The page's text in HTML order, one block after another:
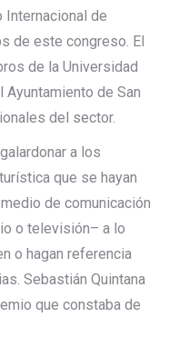
Internacional de
de este congreso. El
de la Universidad
Ayuntamiento de San
del sector.
a los
que se hayan
de comunicación
o televisión– a lo
o hagan referencia
Sebastián Quintana
que constaba de